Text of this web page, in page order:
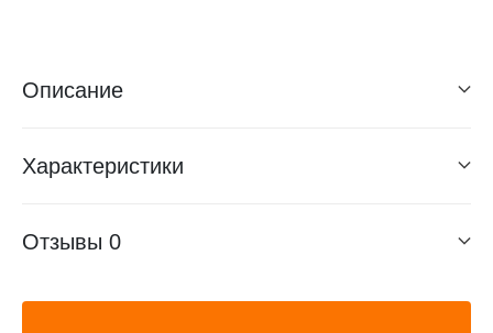
Описание
Характеристики
Отзывы 0